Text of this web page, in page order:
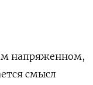
напряженном,
смысл